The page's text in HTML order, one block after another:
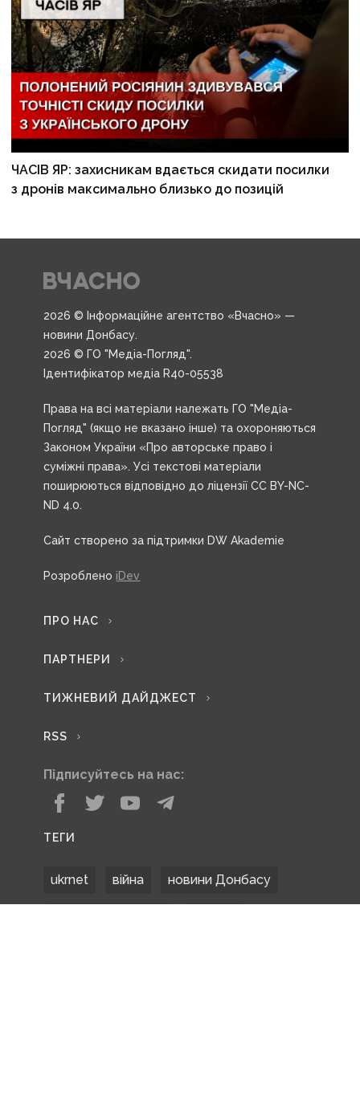
ЧАСІВ ЯР: захисникам вдається скидати посилки
з дронів максимально близько до позицій
2026 © Інформаційне агентство «Вчасно» —
новини Донбасу.
2026 © ГО "Медіа-Погляд".
Ідентифікатор медіа R40-05538
Права на всі матеріали належать ГО "Медіа-
Погляд" (якщо не вказано інше) та охороняються
Законом України «Про авторське право і
суміжні права». Усі текстові матеріали
поширюються відповідно до ліцензії CC BY-NC-
ND 4.0.
Сайт створено за підтримки DW Akademie
Розроблено iDev
ПРО НАС
ПАРТНЕРИ
ТИЖНЕВИЙ ДАЙДЖЕСТ
RSS
Підписуйтесь на нас:
ТЕГИ
ukrnet війна новини Донбасу